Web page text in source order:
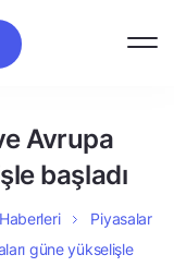
Avrupa
başladı
Piyasalar
güne yükselişle